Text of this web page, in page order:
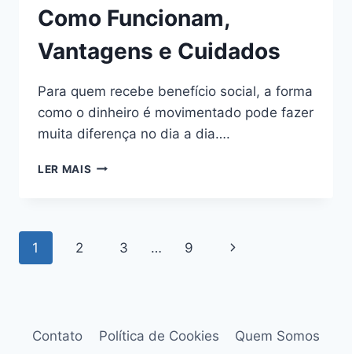
Como Funcionam,
Vantagens e Cuidados
Para quem recebe benefício social, a forma
como o dinheiro é movimentado pode fazer
muita diferença no dia a dia….
LER MAIS CONTAS
BENEFÍCIO:
CUIDADOS
Navegação
1 2 3 … 9
Página
Contato Política de Cookies Quem Somos